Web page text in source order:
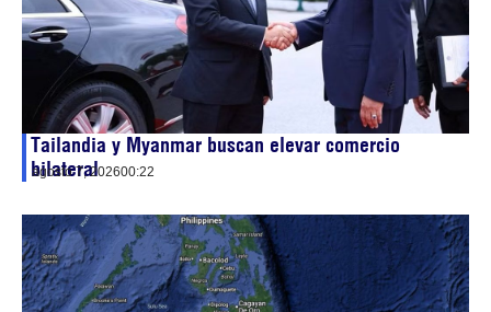
Tailandia y Myanmar buscan elevar comercio
bilateral
agosto 7, 202600:22